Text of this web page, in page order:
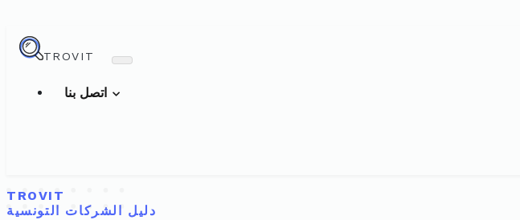
TROVIT
TROVIT
دليل الشركات التونسية